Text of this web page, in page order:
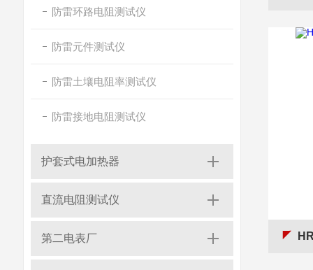
防雷环路电阻测试仪
防雷元件测试仪
防雷土壤电阻率测试仪
防雷接地电阻测试仪
护套式电加热器
直流电阻测试仪
第二电表厂